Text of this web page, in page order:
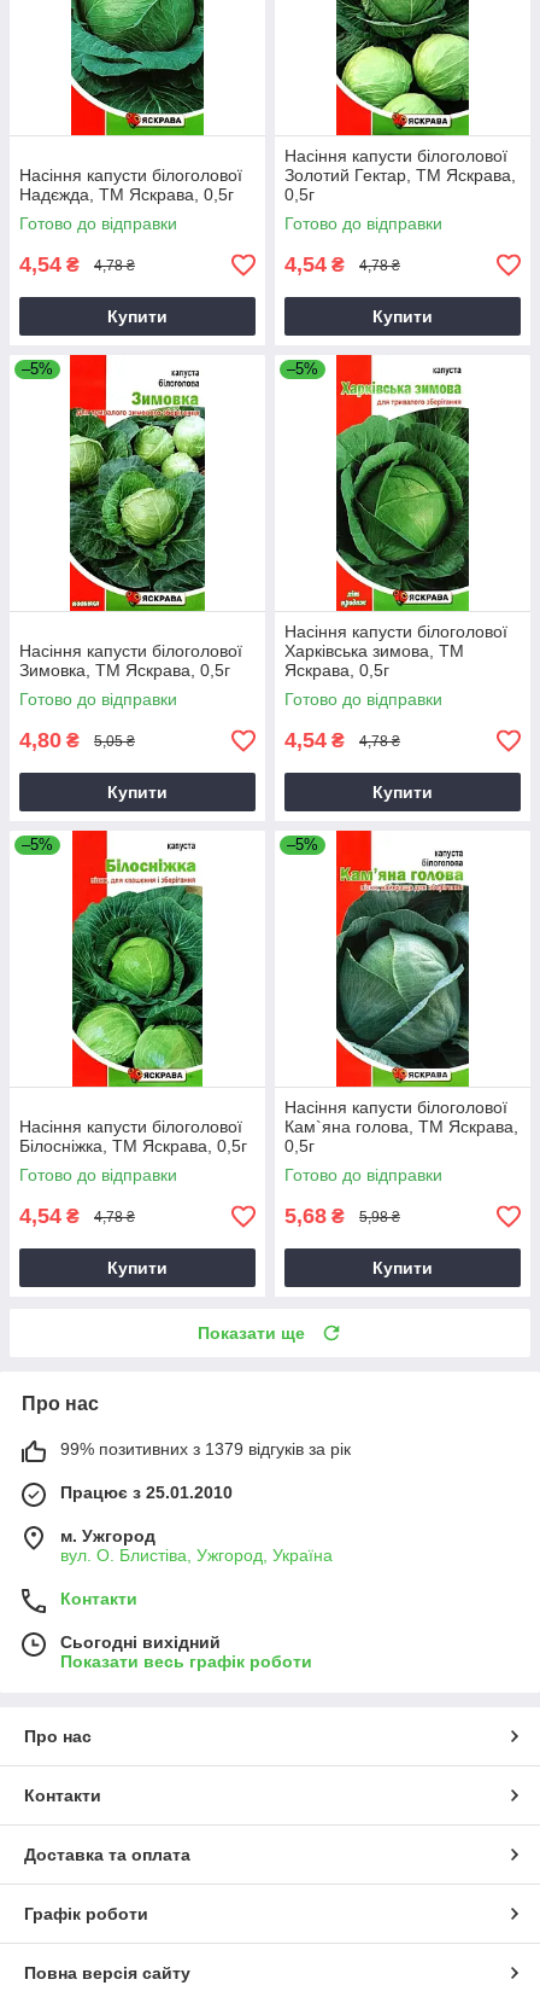
Насіння капусти білоголової
Надєжда, ТМ Яскрава, 0,5г
Готово до відправки
4,54 ₴ 4,78 ₴
Купити
Насіння капусти білоголової
Золотий Гектар, ТМ Яскрава,
0,5г
Готово до відправки
4,54 ₴ 4,78 ₴
Купити
–5%
Насіння капусти білоголової
Зимовка, ТМ Яскрава, 0,5г
Готово до відправки
4,80 ₴ 5,05 ₴
Купити
–5%
Насіння капусти білоголової
Харкiвська зимова, ТМ
Яскрава, 0,5г
Готово до відправки
4,54 ₴ 4,78 ₴
Купити
–5%
Насіння капусти білоголової
Бiлоснiжка, ТМ Яскрава, 0,5г
Готово до відправки
4,54 ₴ 4,78 ₴
Купити
–5%
Насіння капусти білоголової
Кам`яна голова, ТМ Яскрава,
0,5г
Готово до відправки
5,68 ₴ 5,98 ₴
Купити
Показати ще
Про нас
99% позитивних з 1379 відгуків за рік
Працює з 25.01.2010
м. Ужгород
вул. О. Блистіва, Ужгород, Україна
Контакти
Сьогодні вихідний
Показати весь графік роботи
Про нас
Контакти
Доставка та оплата
Графік роботи
Повна версія сайту